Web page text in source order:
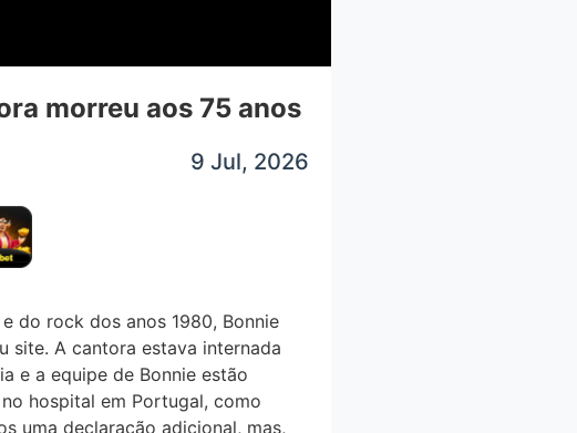
morreu aos 75 anos
9 Jul, 2026
do rock dos anos 1980, Bonnie
site. A cantora estava internada
e a equipe de Bonnie estão
hospital em Portugal, como
uma declaração adicional, mas,